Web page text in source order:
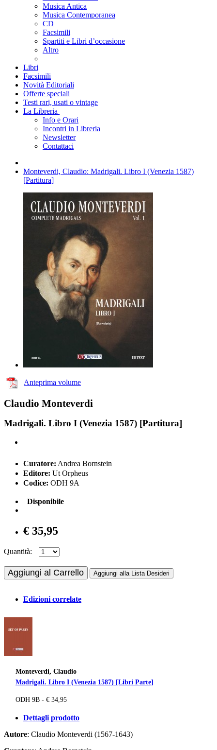
Musica Antica
Musica Contemporanea
CD
Facsimili
Spartiti e Libri d’occasione
Altro
Libri
Facsimili
Novità Editoriali
Offerte speciali
Testi rari, usati o vintage
La Libreria
Info e Orari
Incontri in Libreria
Newsletter
Contattaci
Monteverdi, Claudio: Madrigali. Libro I (Venezia 1587)
[Partitura]
Anteprima volume
Claudio Monteverdi
Madrigali. Libro I (Venezia 1587) [Partitura]
Curatore: Andrea Bornstein
Editore: Ut Orpheus
Codice: ODH 9A
Disponibile
€ 35,95
Quantità:
Aggiungi al Carrello Aggiungi alla Lista Desideri
Edizioni correlate
Monteverdi, Claudio
Madrigali. Libro I (Venezia 1587) [Libri Parte]
ODH 9B - € 34,95
Dettagli prodotto
Autore: Claudio Monteverdi (1567-1643)